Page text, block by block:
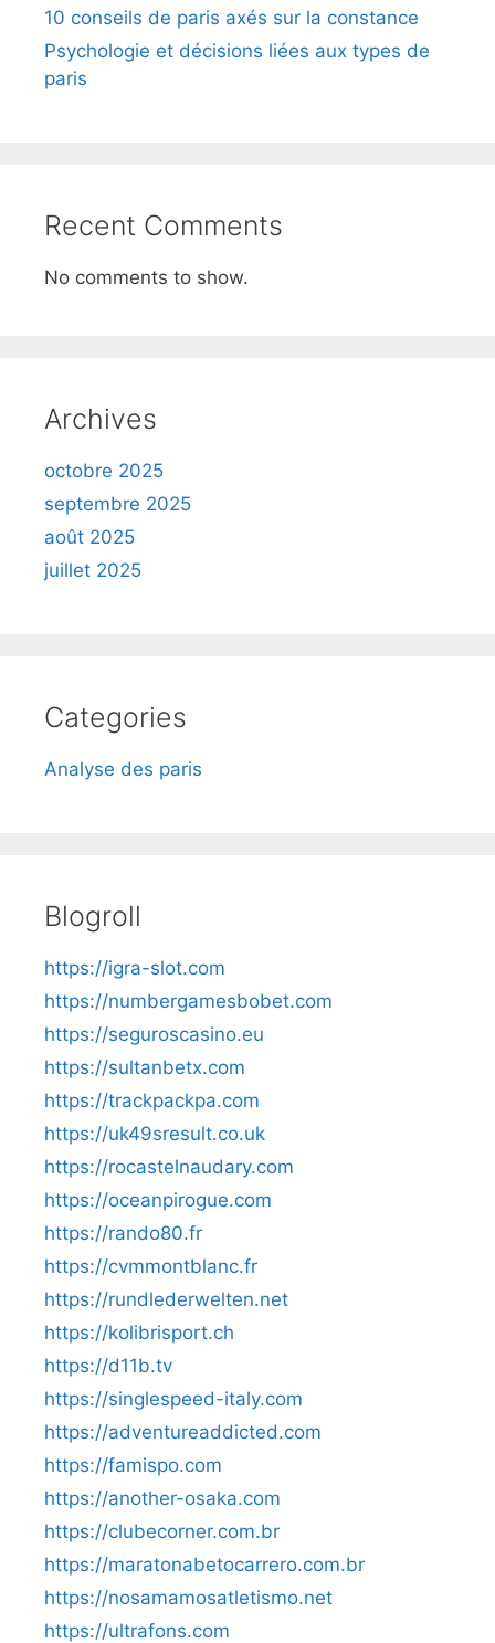
10 conseils de paris axés sur la constance
Psychologie et décisions liées aux types de
paris
Recent Comments
No comments to show.
Archives
octobre 2025
septembre 2025
août 2025
juillet 2025
Categories
Analyse des paris
Blogroll
https://igra-slot.com
https://numbergamesbobet.com
https://seguroscasino.eu
https://sultanbetx.com
https://trackpackpa.com
https://uk49sresult.co.uk
https://rocastelnaudary.com
https://oceanpirogue.com
https://rando80.fr
https://cvmmontblanc.fr
https://rundlederwelten.net
https://kolibrisport.ch
https://d11b.tv
https://singlespeed-italy.com
https://adventureaddicted.com
https://famispo.com
https://another-osaka.com
https://clubecorner.com.br
https://maratonabetocarrero.com.br
https://nosamamosatletismo.net
https://ultrafons.com